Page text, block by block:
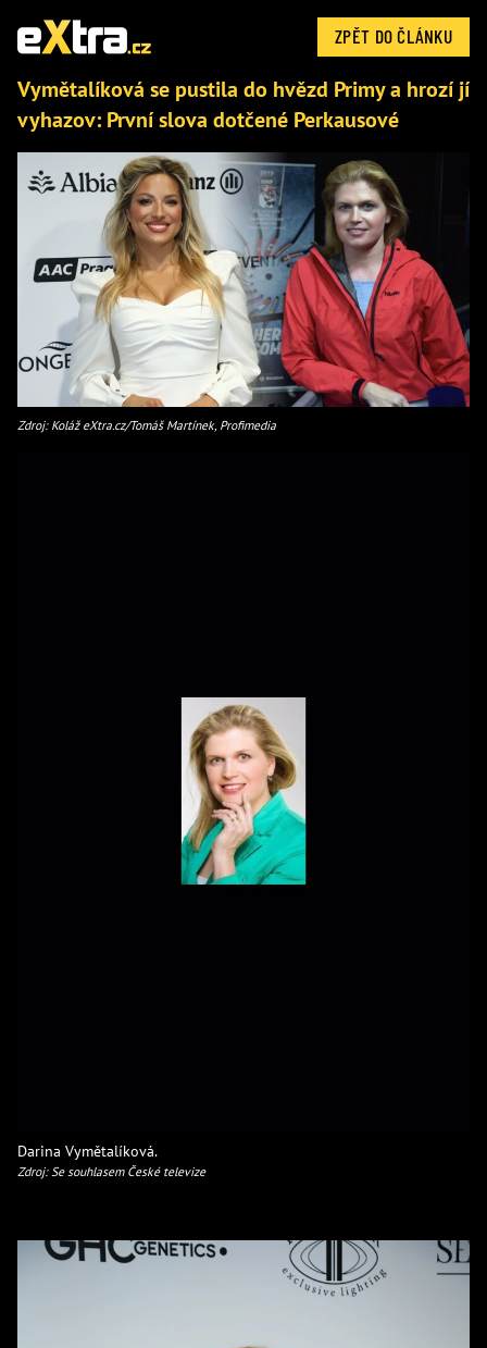
ZPĚT DO ČLÁNKU
Vymětalíková se pustila do hvězd Primy a hrozí jí
vyhazov: První slova dotčené Perkausové
Zdroj: Koláž eXtra.cz/Tomáš Martínek, Profimedia
Darina Vymětalíková.
Zdroj: Se souhlasem České televize